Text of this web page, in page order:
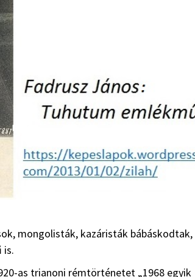
mongolisták, kazáristák bábáskodtak,
is.
as trianoni rémtörténetet „1968 egyik